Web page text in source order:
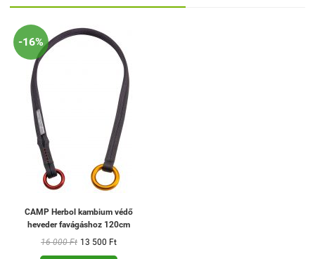
-16%
CAMP Herbol kambium védő
heveder favágáshoz 120cm
16 000 Ft 13 500 Ft